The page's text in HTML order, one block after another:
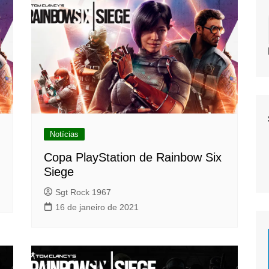
Notícias
Copa PlayStation de Rainbow Six
Siege
Sgt Rock 1967
16 de janeiro de 2021